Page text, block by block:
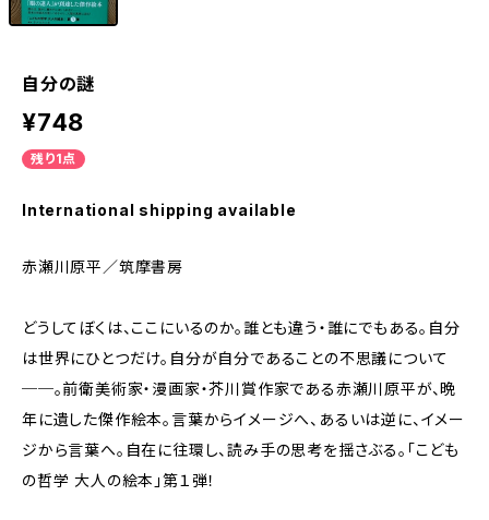
自分の謎
¥748
残り1点
International shipping available
赤瀬川原平／筑摩書房
どうしてぼくは、ここにいるのか。誰とも違う・誰にでもある。自分
は世界にひとつだけ。自分が自分であることの不思議について
──。前衛美術家・漫画家・芥川賞作家である赤瀬川原平が、晩
年に遺した傑作絵本。言葉からイメージへ、あるいは逆に、イメー
ジから言葉へ。自在に往環し、読み手の思考を揺さぶる。「こども
の哲学 大人の絵本」第１弾！